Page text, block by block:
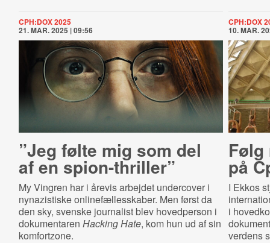
CPH:DOX 2025
21. MAR. 2025 | 09:56
”Jeg følte mig som del
af en spion-thriller”
My Vingren har i årevis arbejdet undercover i
nynazistiske onlinefællesskaber. Men først da
den sky, svenske journalist blev hovedperson i
dokumentaren Hacking Hate, kom hun ud af sin
komfortzone.
CPH:DOX
10. MAR.
Følg
på
I Ekkos
i
verdens